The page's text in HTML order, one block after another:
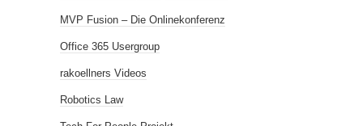
MVP Fusion – Die Onlinekonferenz
Office 365 Usergroup
rakoellners Videos
Robotics Law